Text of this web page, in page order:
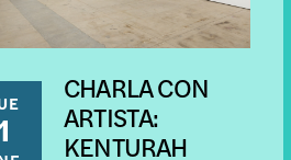
CHARLA CON
ARTISTA:
KENTURAH